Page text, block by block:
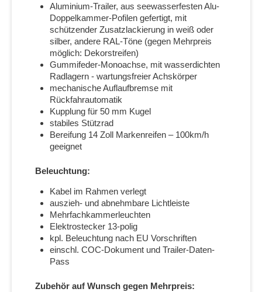
Aluminium-Trailer, aus seewasserfesten Alu-
Doppelkammer-Pofilen gefertigt, mit
schützender Zusatzlackierung in weiß oder
silber, andere RAL-Töne (gegen Mehrpreis
möglich: Dekorstreifen)
Gummifeder-Monoachse, mit wasserdichten
Radlagern - wartungsfreier Achskörper
mechanische Auflaufbremse mit
Rückfahrautomatik
Kupplung für 50 mm Kugel
stabiles Stützrad
Bereifung 14 Zoll Markenreifen – 100km/h
geeignet
Beleuchtung:
Kabel im Rahmen verlegt
auszieh- und abnehmbare Lichtleiste
Mehrfachkammerleuchten
Elektrostecker 13-polig
kpl. Beleuchtung nach EU Vorschriften
einschl. COC-Dokument und Trailer-Daten-
Pass
Zubehör auf Wunsch gegen Mehrpreis: